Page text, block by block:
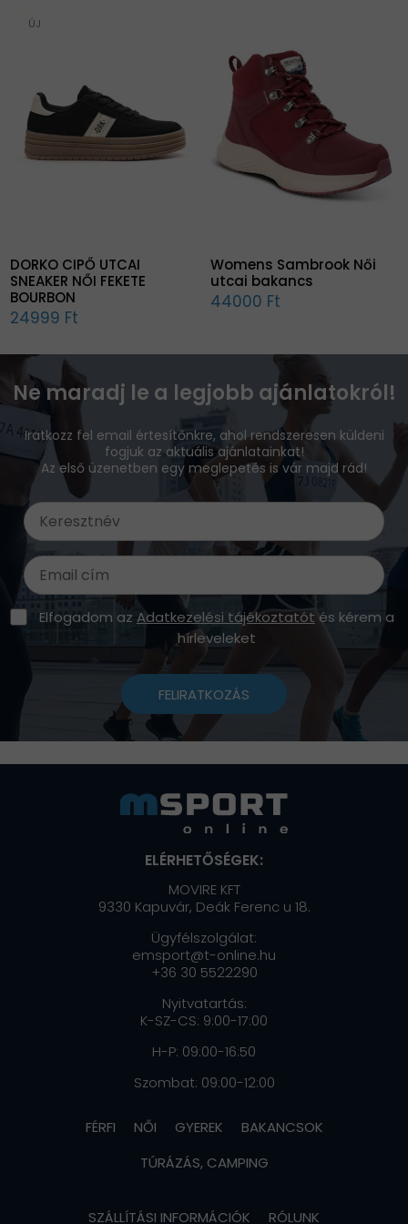
ÚJ
DORKO CIPŐ UTCAI
SNEAKER NŐI FEKETE
BOURBON
24999 Ft
Womens Sambrook Női
utcai bakancs
44000 Ft
Ne maradj le a legjobb ajánlatokról!
Iratkozz fel email értesítőnkre, ahol rendszeresen küldeni
fogjuk az aktuális ajánlatainkat!
Az első üzenetben egy meglepetés is vár majd rád!
Elfogadom az Adatkezelési tájékoztatót és kérem a
hírleveleket
FELIRATKOZÁS
ELÉRHETŐSÉGEK:
MOVIRE KFT
9330 Kapuvár, Deák Ferenc u 18.
Ügyfélszolgálat:
emsport@t-online.hu
+36 30 5522290
Nyitvatartás:
K-SZ-CS: 9:00-17:00
H-P: 09:00-16:50
Szombat: 09:00-12:00
FÉRFI NŐI GYEREK
BAKANCSOK
TÚRÁZÁS, CAMPING
SZÁLLÍTÁSI INFORMÁCIÓK RÓLUNK